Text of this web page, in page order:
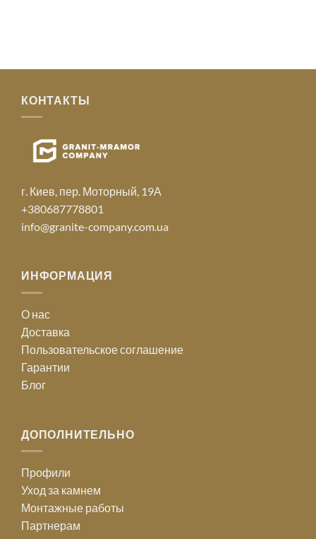
КОНТАКТЫ
г. Киев, пер. Моторный, 19А
+380687778801
info@granite-company.com.ua
ИНФОРМАЦИЯ
О нас
Доставка
Пользовательское соглашение
Гарантии
Блог
ДОПОЛНИТЕЛЬНО
Профили
Уход за камнем
Монтажные работы
Партнерам